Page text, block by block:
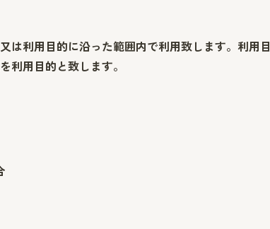
利用目的に沿った範囲内で利用致します。利用
利用目的と致します。